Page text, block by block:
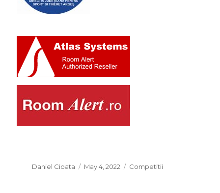
Author
Daniel Cioata
Posted
May 4, 2022 Categories
Competitii